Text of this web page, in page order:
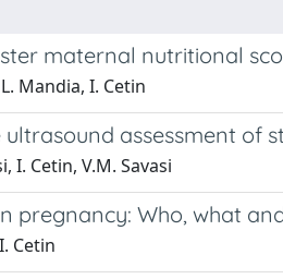
maternal nutritional
Mandia, I. Cetin
assessment of
I. Cetin, V.M. Savasi
pregnancy: Who, what
Cetin